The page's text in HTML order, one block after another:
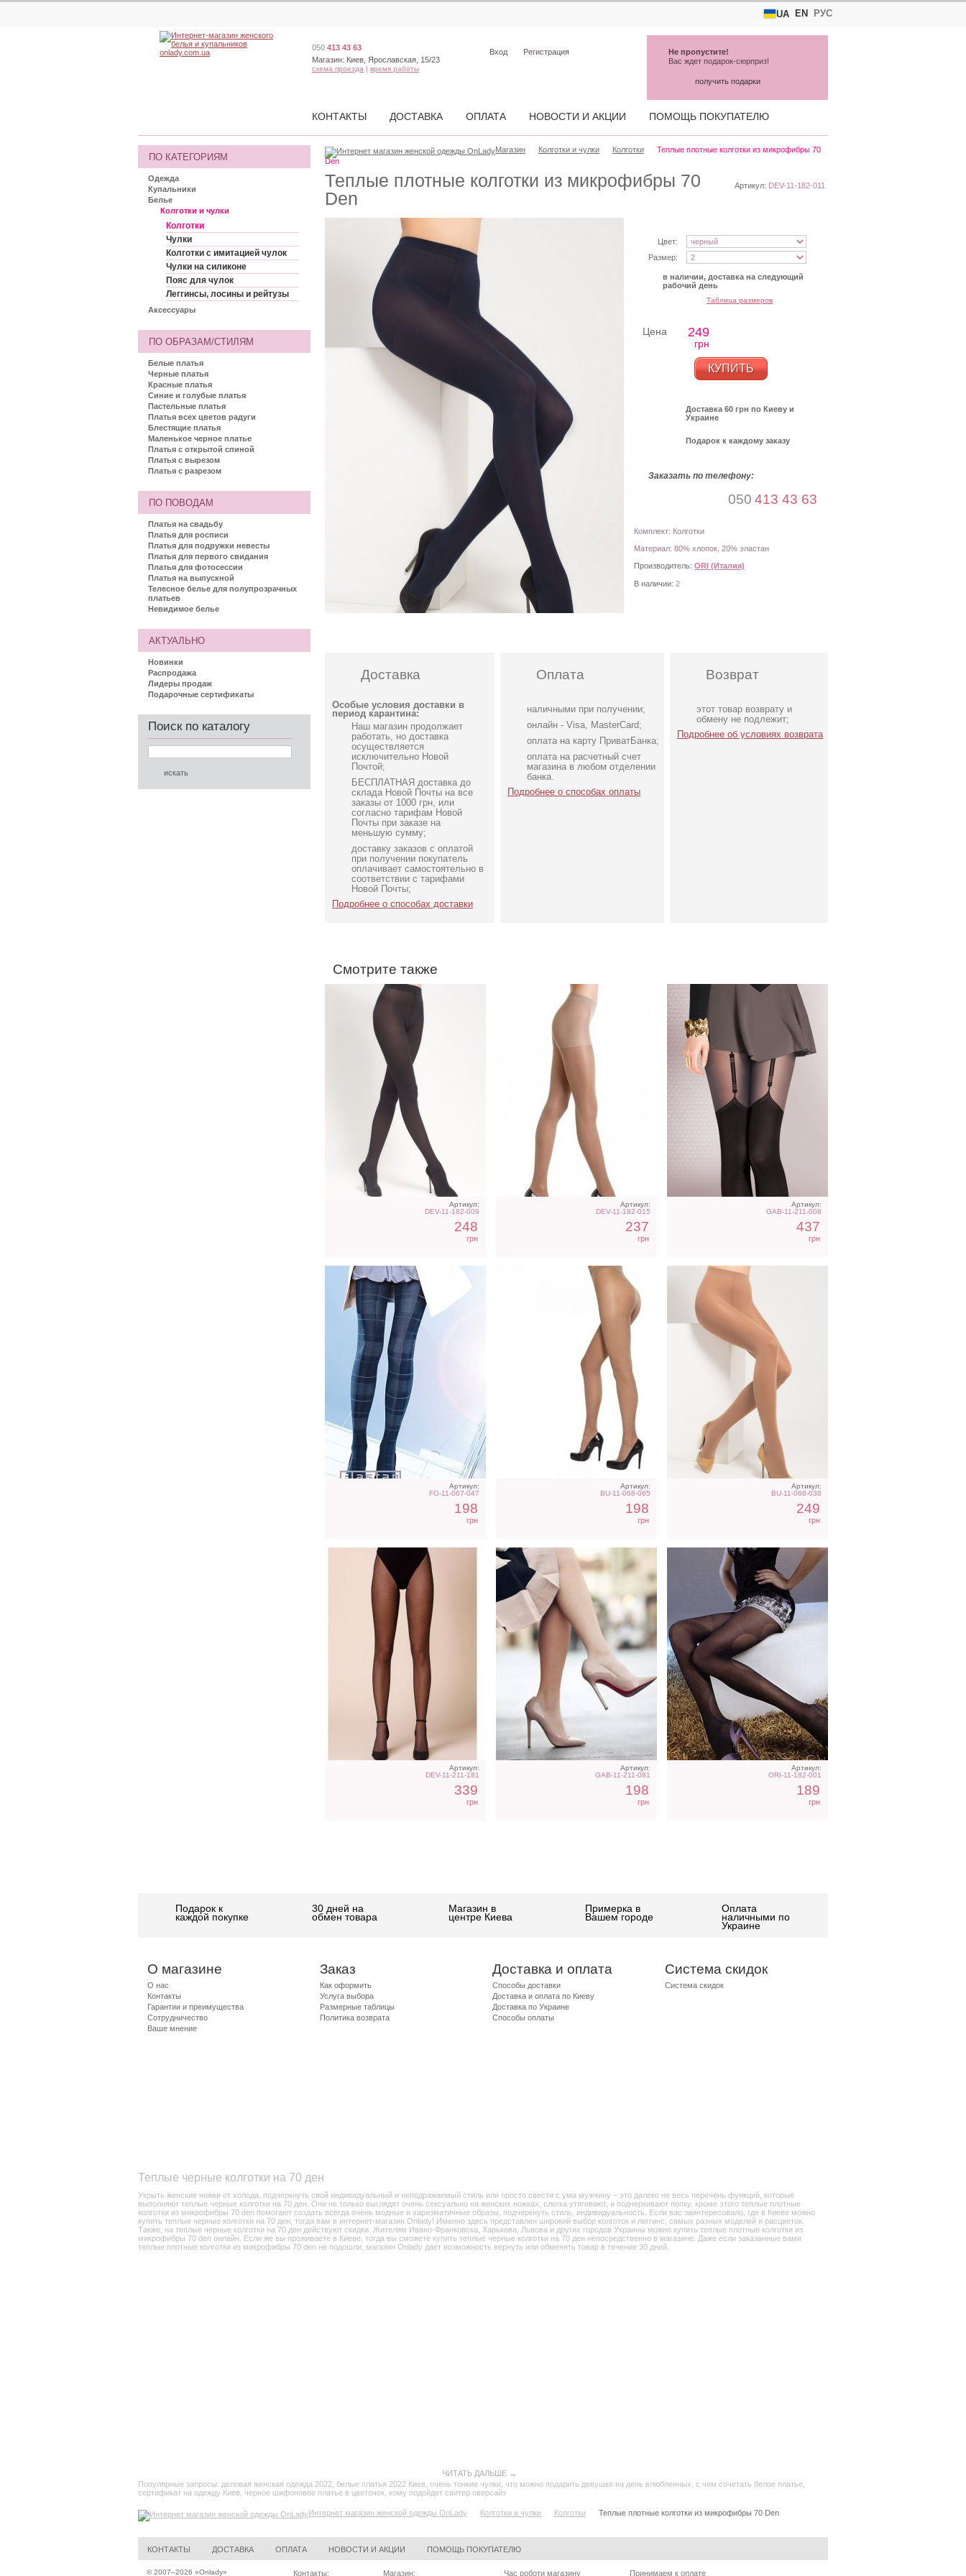
UA EN РУС
Теплые черные колготки на 70 ден
Укрыть женские ножки от холода, подчеркнуть свой индивидуальный и неподражаемый стиль или просто свести с ума мужчину – это далеко не весь перечень функций, которые
выполняют теплые черные колготки на 70 ден. Они не только выглядят очень сексуально на женских ножках, слегка утягивают, и подчеркивают попку, кроме этого теплые плотные
колготки из микрофибры 70 den помогают создать всегда очень модные и харизматичные образы, подчеркнуть стиль, индивидуальность. Если вас заинтересовало, где в Киеве можно
купить теплые черные колготки на 70 ден, тогда вам в интернет-магазин Onlady! Именно здесь представлен широкий выбор колготок и леггинс, самых разных моделей и расцветок.
Также, на теплые черные колготки на 70 ден действуют скидки. Жителям Ивано-Франковска, Харькова, Львова и других городов Украины можно купить теплые плотные колготки из
микрофибры 70 den онлайн. Если же вы проживаете в Киеве, тогда вы сможете купить теплые черные колготки на 70 ден непосредственно в магазине. Даже если заказанные вами
теплые плотные колготки из микрофибры 70 den не подошли, магазин Onlady дает возможность вернуть или обменять товар в течение 30 дней.
ЧИТАТЬ ДАЛЬШЕ →
Теплые плотные колготки из микрофибры 70
Den
Артикул: DEV-11-182-011
Цвет:
Размер:
в наличии, доставка на следующий
рабочий день
Таблица размеров
Цена 249
грн
КУПИТЬ
Доставка 60 грн по Киеву и
Украине
Подарок к каждому заказу
Заказать по телефону:
050 413 43 63
Комплект: Колготки
Материал: 80% хлопок, 20% эластан
Производитель: ORI (Италия)
В наличии: 2
Доставка
Особые условия доставки в
период карантина:
Наш магазин продолжает
работать, но доставка
осуществляется
исключительно Новой
Почтой;
БЕСПЛАТНАЯ доставка до
склада Новой Почты на все
заказы от 1000 грн, или
согласно тарифам Новой
Почты при заказе на
меньшую сумму;
доставку заказов с оплатой
при получении покупатель
оплачивает самостоятельно в
соответствии с тарифами
Новой Почты;
Подробнее о способах доставки
Оплата
наличными при получении;
онлайн - Visa, MasterCard;
оплата на карту ПриватБанка;
оплата на расчетный счет
магазина в любом отделении
банка.
Подробнее о способах оплаты
Возврат
этот товар возврату и
обмену не подлежит;
Подробнее об условиях возврата
Смотрите также
Теплые женские черные
плотные колготки из
микрофибры 100 Den
Артикул:
DEV-11-182-009
248
грн
Артикул:
DEV-11-182-015
237
грн
Артикул:
GAB-11-211-008
437
грн
Фантазийные колготки в
мелкую полосочку на 40
Артикул:
FO-11-067-047
198
грн
Классические женские
телесные колготки без
шортиков, 20 ден
Артикул:
BU-11-068-065
198
грн
Классические бежевые
колготки на 60 den
Артикул:
BU-11-068-038
249
грн
Колготки в мелкую полоску
Артикул:
DEV-11-211-181
339
грн
Колготки с матирующим
эффектом на 15den
Артикул:
GAB-11-211-081
198
грн
Итальянские колготки с
оригинальным
геометрическим узором
Артикул:
ORI-11-182-001
189
грн
Магазин Колготки и чулки Колготки
Теплые плотные колготки из микрофибры 70
Den
ПО КАТЕГОРИЯМ
Одежда
Купальники
Белье
Колготки и чулки
Колготки
Чулки
Колготки с имитацией чулок
Чулки на силиконе
Пояс для чулок
Леггинсы, лосины и рейтузы
Аксессуары
ПО ОБРАЗАМ/СТИЛЯМ
Белые платья
Черные платья
Красные платья
Синие и голубые платья
Пастельные платья
Платья всех цветов радуги
Блестящие платья
Маленькое черное платье
Платья с открытой спиной
Платья с вырезом
Платья с разрезом
ПО ПОВОДАМ
Платья на свадьбу
Платья для росписи
Платья для подружки невесты
Платья для первого свидания
Платья для фотосессии
Платья на выпускной
Телесное белье для полупрозрачных
платьев
Невидимое белье
АКТУАЛЬНО
Новинки
Распродажа
Лидеры продаж
Подарочные сертификаты
Поиск по каталогу
050 413 43 63
Магазин: Киев, Ярославская, 15/23
схема проезда | время работы
Вход Регистрация
КОНТАКТЫ ДОСТАВКА ОПЛАТА НОВОСТИ И АКЦИИ ПОМОЩЬ ПОКУПАТЕЛЮ
Не пропустите!
Вас ждет подарок-сюрприз!
получить подарки
Подарок к
каждой покупке
30 дней на
обмен товара
Магазин в
центре Киева
Примерка в
Вашем городе
Оплата
наличными по
Украине
О магазине
О нас
Контакты
Гарантии и преимущества
Сотрудничество
Ваше мнение
Заказ
Как оформить
Услуга выбора
Размерные таблицы
Политика возврата
Доставка и оплата
Способы доставки
Доставка и оплата по Киеву
Доставка по Украине
Способы оплаты
Система скидок
Система скидок
Популярные запросы: деловая женская одежда 2022 белые платья 2022 Киев очень тонкие чулки что можно подарить девушке на день влюбленных с чем сочетать белое платье
сертификат на одежду Киев
черное шифоновое платье в цветочек кому подойдет свитер оверсайз
Интернет магазин женской одежды OnLady Колготки и чулки Колготки Теплые плотные колготки из микрофибры 70 Den
КОНТАКТЫ ДОСТАВКА ОПЛАТА НОВОСТИ И АКЦИИ ПОМОЩЬ ПОКУПАТЕЛЮ
© 2007–2026 «Onlady»
Контакты: Магазин: Час роботи магазину Принимаем к оплате